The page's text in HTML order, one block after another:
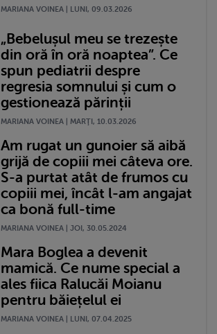
MARIANA VOINEA | LUNI, 09.03.2026
„Bebelușul meu se trezește
din oră în oră noaptea”. Ce
spun pediatrii despre
regresia somnului și cum o
gestionează părinții
MARIANA VOINEA | MARŢI, 10.03.2026
Am rugat un gunoier să aibă
grijă de copiii mei câteva ore.
S-a purtat atât de frumos cu
copiii mei, încât l-am angajat
ca bonă full-time
MARIANA VOINEA | JOI, 30.05.2024
Mara Boglea a devenit
mamică. Ce nume special a
ales fiica Ralucăi Moianu
pentru băiețelul ei
MARIANA VOINEA | LUNI, 07.04.2025